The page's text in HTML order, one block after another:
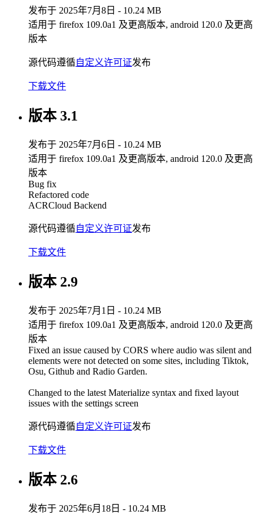
发布于 2025年7月8日 - 10.24 MB
适用于 firefox 109.0a1 及更高版本, android 120.0 及更高
版本
源代码遵循自定义许可证发布
下载文件
版本 3.1
发布于 2025年7月6日 - 10.24 MB
适用于 firefox 109.0a1 及更高版本, android 120.0 及更高
版本
Bug fix
Refactored code
ACRCloud Backend
源代码遵循自定义许可证发布
下载文件
版本 2.9
发布于 2025年7月1日 - 10.24 MB
适用于 firefox 109.0a1 及更高版本, android 120.0 及更高
版本
Fixed an issue caused by CORS where audio was silent and
elements were not detected on some sites, including Tiktok,
Osu, Github and Radio Garden.
Changed to the latest Materialize syntax and fixed layout
issues with the settings screen
源代码遵循自定义许可证发布
下载文件
版本 2.6
发布于 2025年6月18日 - 10.24 MB